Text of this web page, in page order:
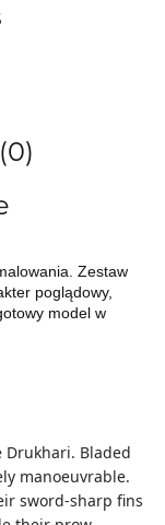
Zestaw
poglądowy,
model w
Bladed
manoeuvrable.
sword-sharp fins